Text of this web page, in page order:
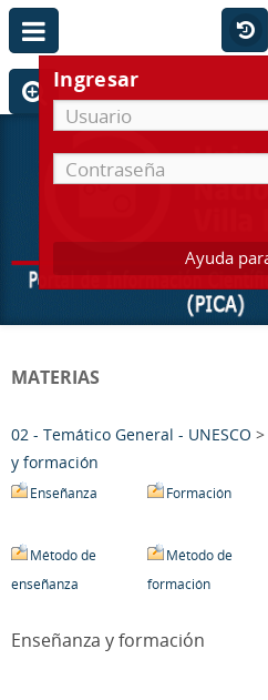
Ingresar
Ayuda
MATERIAS
02 - Temático General - UNESCO >
y formación
Enseñanza Formación
Método de
enseñanza
Método de
formación
Enseñanza y formación